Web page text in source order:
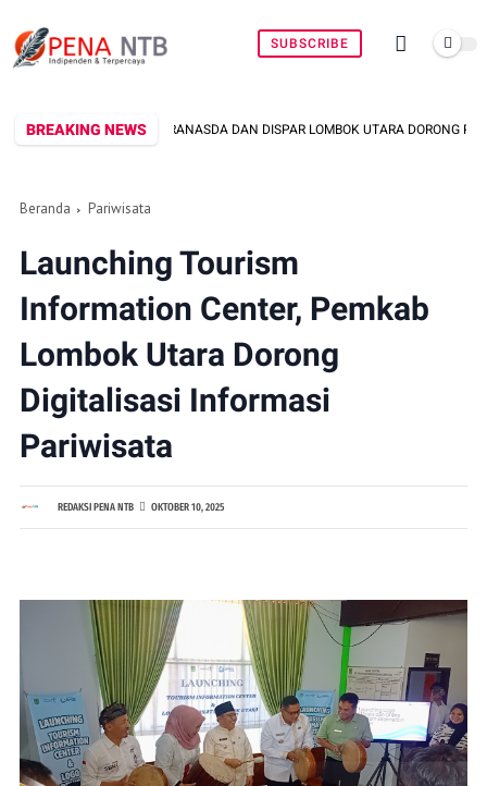
SUBSCRIBE
BREAKING NEWS
DAN DISPAR LOMBOK UTARA DORONG PROMOSI WASTRA LOKAL
Beranda Pariwisata
Launching Tourism
Information Center, Pemkab
Lombok Utara Dorong
Digitalisasi Informasi
Pariwisata
REDAKSI PENA NTB OKTOBER 10, 2025